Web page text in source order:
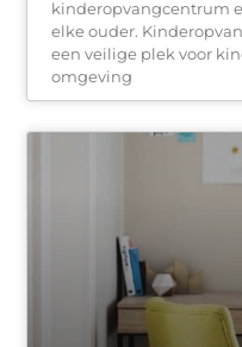
kinderopvangcentrum
elke ouder.
een veilige plek voor
omgeving